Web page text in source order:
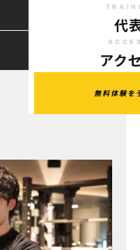
代
アク
無料体験を